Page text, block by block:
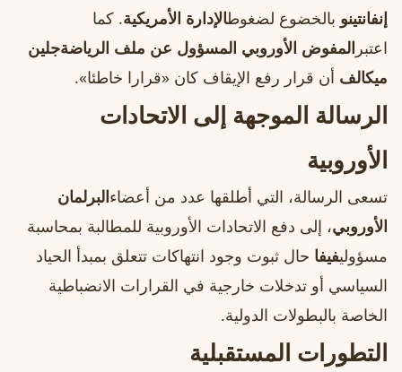
إنفانتينو بالخضوع لضغوطالإدارة الأمريكية. كما
اعتبر المفوض الأوروبي المسؤول عن ملف الرياضةجلين
ميكالف أن قرار رفع الإيقاف كان «قرارا خاطئا».
الرسالة الموجهة إلى الاتحادات
الأوروبية
تسعى الرسالة، التي أطلقها عدد من أعضاءالبرلمان
الأوروبي، إلى دفع الاتحادات الأوروبية للمطالبة بمحاسبة
مسؤوليفيفا حال ثبوت وجود انتهاكات تتعلق بمبدأ الحياد
السياسي أو تدخلات خارجية في القرارات الانضباطية
الخاصة بالبطولات الدولية.
التطورات المستقبلية